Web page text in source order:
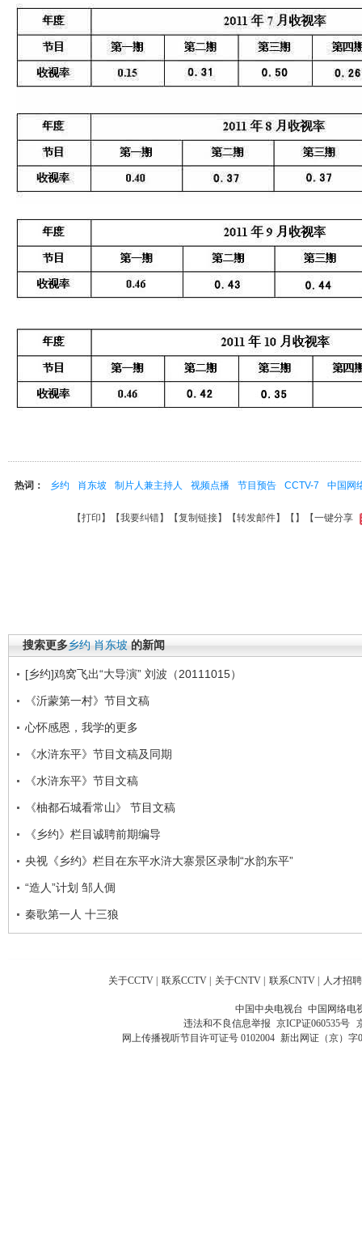
热词： 乡约 肖东坡 制片人兼主持人 视频点播 节目预告 CCTV-7 中国网
【打印 】【我要纠错】【复制链接】【转发邮件】【 】 【一键分享
搜索更多乡约 肖东坡 的新闻
[乡约]鸡窝飞出“大导演” 刘波（20111015）
《沂蒙第一村》节目文稿
心怀感恩，我学的更多
《水浒东平》节目文稿及同期
《水浒东平》节目文稿
《柚都石城看常山》 节目文稿
《乡约》栏目诚聘前期编导
央视《乡约》栏目在东平水浒大寨景区录制“水韵东平”
“造人”计划 邹人倜
秦歌第一人 十三狼
关于CCTV 联系CCTV 关于CNTV 联系CNTV 人才招聘
中国中央电视台 中国网络电
违法和不良信息举报 京ICP证060535号
网上传播视听节目许可证号 0102004 新出网证（京）